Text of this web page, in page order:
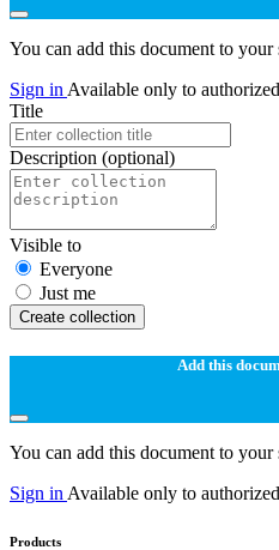
You can add this document to
Sign in Available only to
Title
Description (optional)
Visible to
Everyone
Just me
Create collection
Add this
You can add this document to your
Sign in Available only to
Products